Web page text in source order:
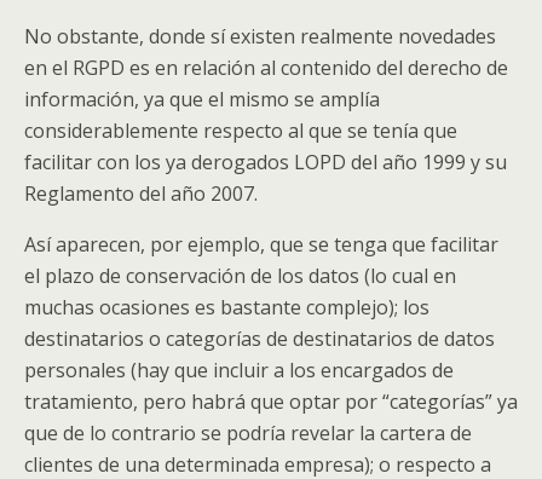
No obstante, donde sí existen realmente novedades
en el RGPD es en relación al contenido del derecho de
información, ya que el mismo se amplía
considerablemente respecto al que se tenía que
facilitar con los ya derogados LOPD del año 1999 y su
Reglamento del año 2007.
Así aparecen, por ejemplo, que se tenga que facilitar
el plazo de conservación de los datos (lo cual en
muchas ocasiones es bastante complejo); los
destinatarios o categorías de destinatarios de datos
personales (hay que incluir a los encargados de
tratamiento, pero habrá que optar por “categorías” ya
que de lo contrario se podría revelar la cartera de
clientes de una determinada empresa); o respecto a